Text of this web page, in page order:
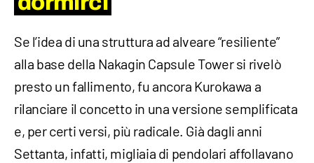
Se l’idea di una struttura ad alveare “resiliente”
alla base della Nakagin Capsule Tower si rivelò
presto un fallimento, fu ancora Kurokawa a
rilanciare il concetto in una versione semplificata
e, per certi versi, più radicale. Già dagli anni
Settanta, infatti, migliaia di pendolari affollavano